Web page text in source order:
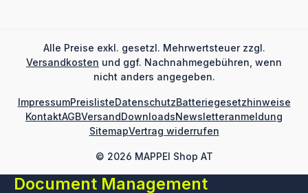
Alle Preise exkl. gesetzl. Mehrwertsteuer zzgl.
Versandkosten und ggf. Nachnahmegebühren, wenn
nicht anders angegeben.
© 2026 MAPPEI Shop AT
ImpressumPreislisteDatenschutzBatteriegesetzhinweise
KontaktAGBVersandDownloadsNewsletteranmeldung
SitemapVertrag widerrufen
Document Management